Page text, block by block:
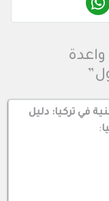
في تركيا: دليل
: